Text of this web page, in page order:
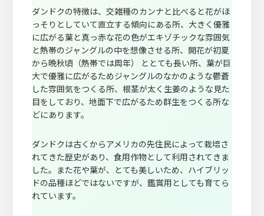
ダンドクの特徴は、交雑種のカンナと比べると花がほ
っそりとしていて直立する傾向にある所、大きく優雅
に広がる葉と真っ赤な花の色がエキゾチックな雰囲気
と熱帯のジャングルの中を想像させる所、開花が初夏
から晩秋頃（熱帯では周年） ととても長い所、葉が巨
大で優雅に広がるためジャングルのなかのような鬱蒼
した雰囲気をつくる所、根茎が太く生姜のような見た
目をしており、地面下で広がるため群生をつくる所な
どにあります。
ダンドクは古くからアメリカの先住民によって栽培さ
れてきた歴史があり、食用作物として利用されてきま
した。また花や葉が、とても美しいため、ハイブリッ
ドの品種ほどではないですが、鑑賞用としても育てら
れています。